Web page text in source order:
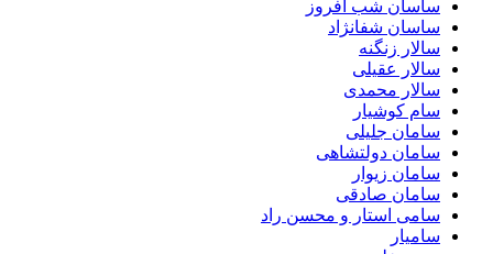
ساسان شب افروز
ساسان شفانژاد
سالار زنگنه
سالار عقیلی
سالار محمدی
سام کوشیار
سامان جلیلی
سامان دولتشاهی
سامان زیوار
سامان صادقی
سامی استار و محسن راد
سامیار